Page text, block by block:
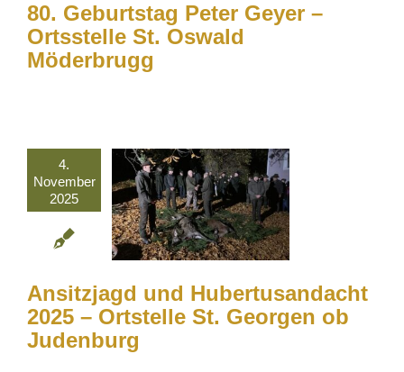
80. Geburtstag Peter Geyer –
Ortsstelle St. Oswald
Möderbrugg
4.
November
2025
Ansitzjagd und Hubertusandacht
2025 – Ortstelle St. Georgen ob
Judenburg